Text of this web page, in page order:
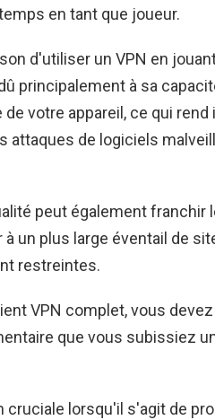
en tant que joueur.
d'utiliser un VPN en
principalement à sa
votre appareil, ce qui
attaques de logiciels
peut également
un plus large éventail de
restreintes.
VPN complet, vous
que vous subissiez
cruciale lorsqu'il s'agit de